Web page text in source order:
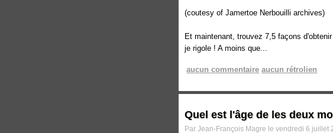
(coutesy of Jamertoe Nerbouilli archives)
Et maintenant, trouvez 7,5 façons
je rigole ! A moins que...
aucun commentaire aucun rétrolien
Quel est l'âge de les deux
Par Jean-François Magre le vendredi 6 juillet